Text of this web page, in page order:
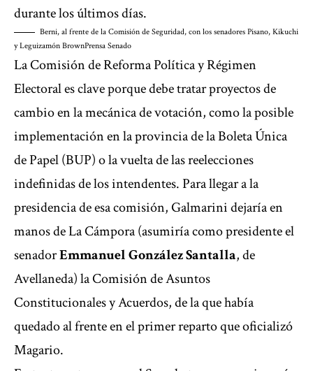
durante los últimos días.
Berni, al frente de la Comisión de Seguridad, con los senadores Pisano, Kikuchi
y Leguizamón BrownPrensa Senado
La Comisión de Reforma Política y Régimen
Electoral es clave porque debe tratar proyectos de
cambio en la mecánica de votación, como la posible
implementación en la provincia de la Boleta Única
de Papel (BUP) o la vuelta de las reelecciones
indefinidas de los intendentes. Para llegar a la
presidencia de esa comisión, Galmarini dejaría en
manos de La Cámpora (asumiría como presidente el
senadorEmmanuel González Santalla, de
Avellaneda) la Comisión de Asuntos
Constitucionales y Acuerdos, de la que había
quedado al frente en el primer reparto que oficializó
Magario.